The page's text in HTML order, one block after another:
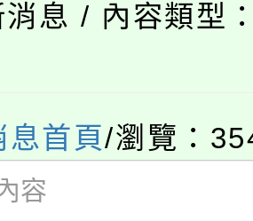
迎學生輔導中心
生報名參加。
農教育專業人
分審查程序及
校115學年度第
)教師甄選結果(
金融保險知識
息 / 內容類型
息首頁/瀏覽：